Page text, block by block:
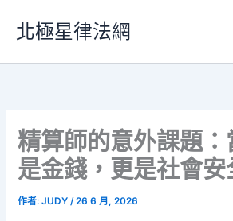
要
北極星律法網
精算師的意外課題：
是金錢，更是社會安
作者:JUDY/26 6 月, 2026